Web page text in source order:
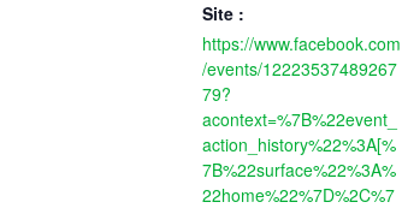
Site :
https://www.facebook.com
/events/12223537489267
79?
acontext=%7B%22event_
action_history%22%3A[%
7B%22surface%22%3A%
22home%22%7D%2C%7